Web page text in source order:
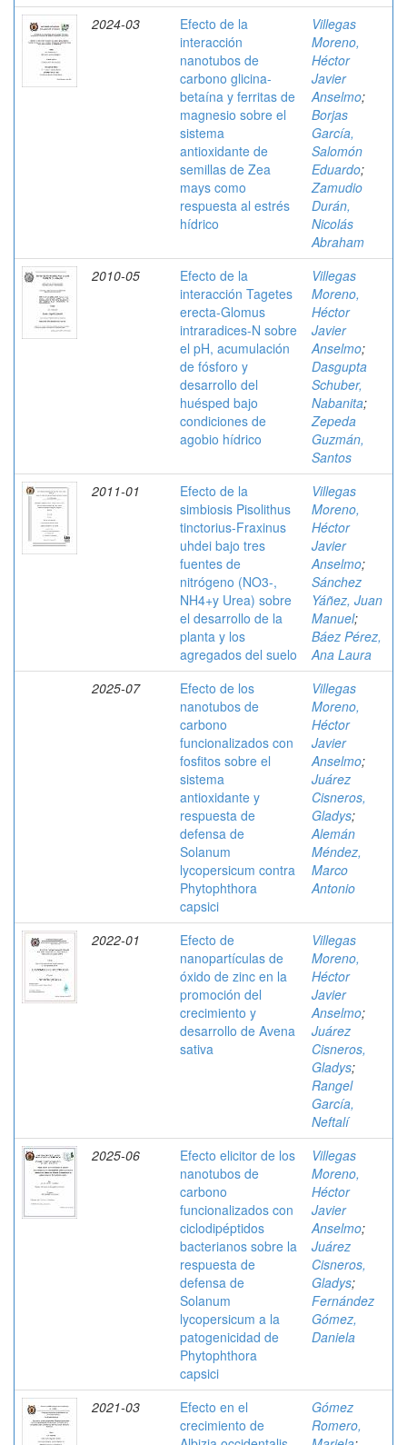
2024-03
Efecto de la
interacción
nanotubos de
carbono glicina-
betaína y ferritas de
magnesio sobre el
sistema
antioxidante de
semillas de Zea
mays como
respuesta al estrés
hídrico
Villegas
Moreno,
Héctor
Javier
Anselmo;
Borjas
García,
Salomón
Eduardo;
Zamudio
Durán,
Nicolás
Abraham
2010-05
Efecto de la
interacción Tagetes
erecta-Glomus
intraradices-N sobre
el pH, acumulación
de fósforo y
desarrollo del
huésped bajo
condiciones de
agobio hídrico
Villegas
Moreno,
Héctor
Javier
Anselmo;
Dasgupta
Schuber,
Nabanita;
Zepeda
Guzmán,
Santos
2011-01
Efecto de la
simbiosis Pisolithus
tinctorius-Fraxinus
uhdei bajo tres
fuentes de
nitrógeno (NO3-,
NH4+y Urea) sobre
el desarrollo de la
planta y los
agregados del suelo
Villegas
Moreno,
Héctor
Javier
Anselmo;
Sánchez
Yáñez, Juan
Manuel;
Báez Pérez,
Ana Laura
2025-07
Efecto de los
nanotubos de
carbono
funcionalizados con
fosfitos sobre el
sistema
antioxidante y
respuesta de
defensa de
Solanum
lycopersicum contra
Phytophthora
capsici
Villegas
Moreno,
Héctor
Javier
Anselmo;
Juárez
Cisneros,
Gladys;
Alemán
Méndez,
Marco
Antonio
2022-01
Efecto de
nanopartículas de
óxido de zinc en la
promoción del
crecimiento y
desarrollo de Avena
sativa
Villegas
Moreno,
Héctor
Javier
Anselmo;
Juárez
Cisneros,
Gladys;
Rangel
García,
Neftalí
2025-06
Efecto elicitor de los
nanotubos de
carbono
funcionalizados con
ciclodipéptidos
bacterianos sobre la
respuesta de
defensa de
Solanum
lycopersicum a la
patogenicidad de
Phytophthora
capsici
Villegas
Moreno,
Héctor
Javier
Anselmo;
Juárez
Cisneros,
Gladys;
Fernández
Gómez,
Daniela
2021-03
Efecto en el
crecimiento de
Gómez
Romero,